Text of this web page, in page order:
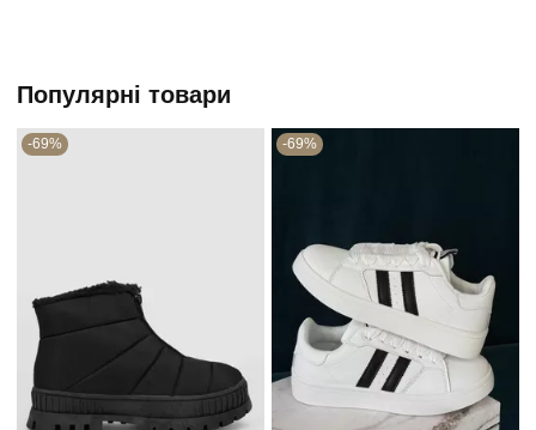
Популярні товари
-69% -69%